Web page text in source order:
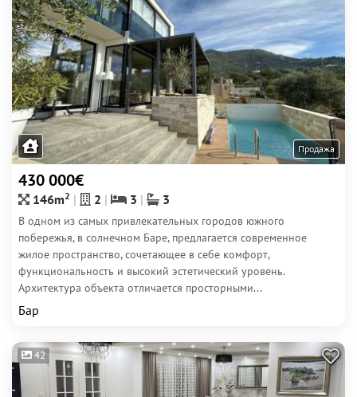
Продажа
430 000€
146m2 2 3 3
В одном из самых привлекательных городов южного
побережья, в солнечном Баре, предлагается современное
жилое пространство, сочетающее в себе комфорт,
функциональность и высокий эстетический уровень.
Архитектура объекта отличается просторными...
Бар
42